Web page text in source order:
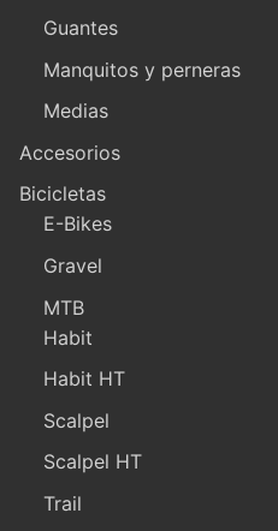
Guantes
Manquitos y perneras
Medias
Accesorios
Bicicletas
E-Bikes
Gravel
MTB
Habit
Habit HT
Scalpel
Scalpel HT
Trail